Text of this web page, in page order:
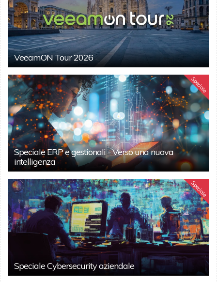
VeeamON Tour 2026
Speciale
Speciale ERP e gestionali - Verso una nuova
intelligenza
Speciale
Speciale Cybersecurity aziendale